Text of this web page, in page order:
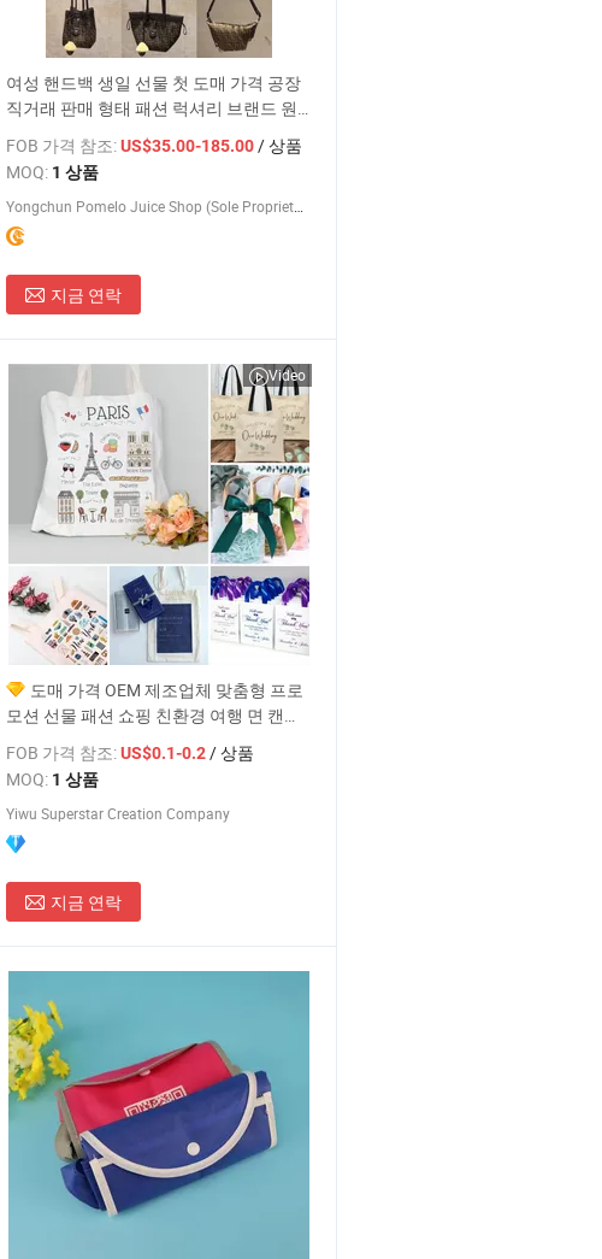
여성 핸드백 생일 선물 첫 도매 가격 공장
직거래 판매 형태 패션 럭셔리 브랜드 원
본 1: 1 복제품 5AAA 디자이너 새로운 인
기 토트백
FOB 가격 참조:US$35.00-185.00/ 상품
MOQ: 1 상품
Yongchun Pomelo Juice Shop (Sole Proprietorship)
지금 연락
Video
도매 가격 OEM 제조업체 맞춤형 프로
모션 선물 패션 쇼핑 친환경 여행 면 캔버
스 관광 기념품 맞춤형 토트백 공장
FOB 가격 참조:US$0.1-0.2/ 상품
MOQ: 1 상품
Yiwu Superstar Creation Company
지금 연락